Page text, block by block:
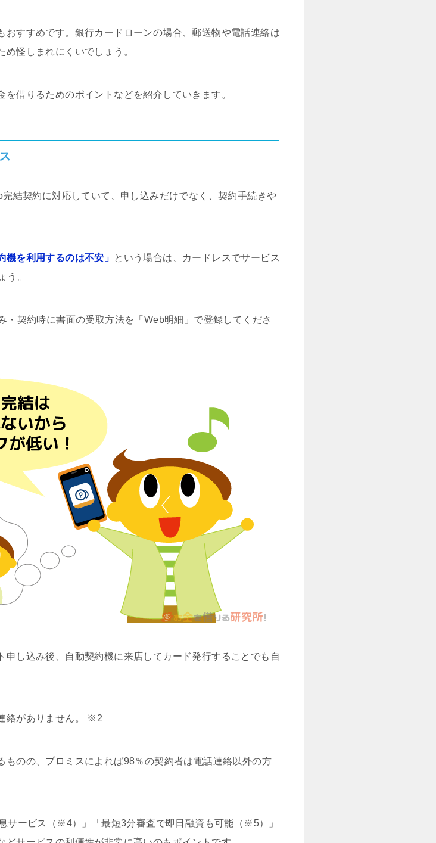
すすめです。銀行カードローンの場合、郵送物や電話連絡は
怪しまれにくいでしょう。
借りるためのポイントなどを紹介していきます。
結契約に対応していて、申し込みだけでなく、契約手続きや
機を利用するのは不安」 という場合は、カードレスでサービス
う。
・契約時に書面の受取方法を「Web明細」で登録してくださ
申し込み後、自動契約機に来店してカード発行することでも自
絡がありません。 ※2
のの、プロミスによれば98％の契約者は電話連絡以外の方
サービス（※4）」「最短3分審査で即日融資も可能（※5）」